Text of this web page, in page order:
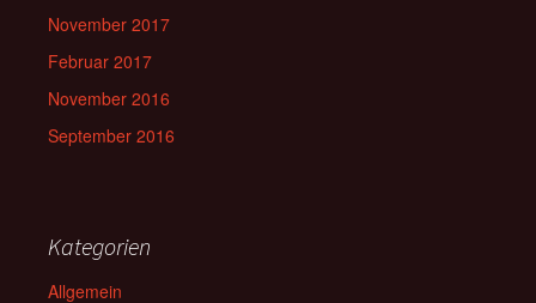
November 2017
Februar 2017
November 2016
September 2016
Kategorien
Allgemein